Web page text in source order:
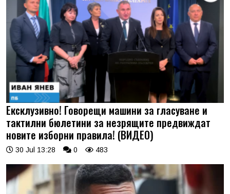
Ексклузивно! Говорещи машини за гласуване и
тактилни бюлетини за незрящите предвиждат
новите изборни правила! (ВИДЕО)
30 Jul 13:28 0 483